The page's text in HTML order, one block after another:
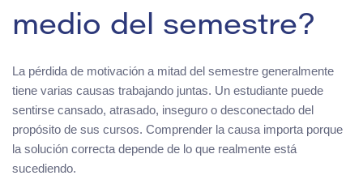
medio del semestre?
La pérdida de motivación a mitad del semestre generalmente
tiene varias causas trabajando juntas. Un estudiante puede
sentirse cansado, atrasado, inseguro o desconectado del
propósito de sus cursos. Comprender la causa importa porque
la solución correcta depende de lo que realmente está
sucediendo.